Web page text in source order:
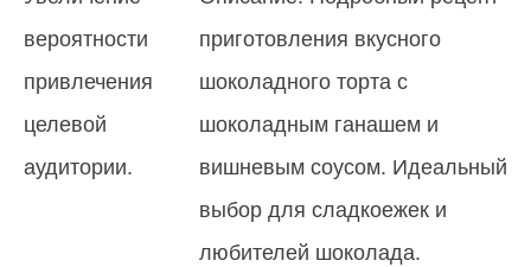
вероятности
привлечения
целевой
аудитории.
приготовления вкусного
шоколадного торта с
шоколадным ганашем и
вишневым соусом. Идеальный
выбор для сладкоежек и
любителей шоколада.